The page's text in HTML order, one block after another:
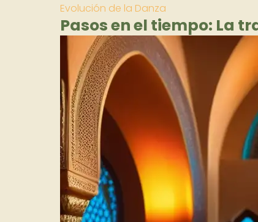
Evolución de la Danza
Pasos en el tiempo: La